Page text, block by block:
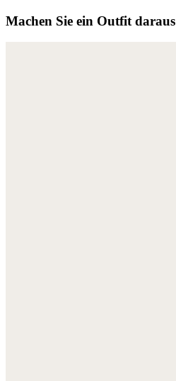
Machen Sie ein Outfit daraus